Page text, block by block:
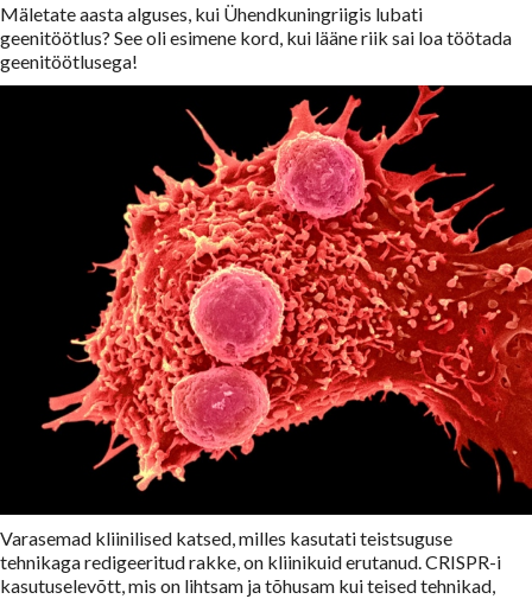
Mäletate aasta alguses, kui Ühendkuningriigis lubati
geenitöötlus? See oli esimene kord, kui lääne riik sai loa töötada
geenitöötlusega!
Varasemad kliinilised katsed, milles kasutati teistsuguse
tehnikaga redigeeritud rakke, on kliinikuid erutanud. CRISPR-i
kasutuselevõtt, mis on lihtsam ja tõhusam kui teised tehnikad,